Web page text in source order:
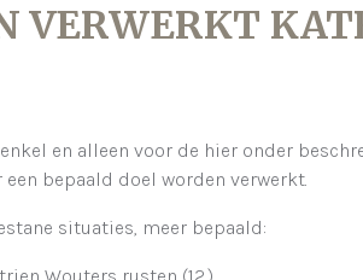
VERWERKT
en alleen voor de hier onder
bepaald doel worden verwerkt.
situaties, meer bepaald: